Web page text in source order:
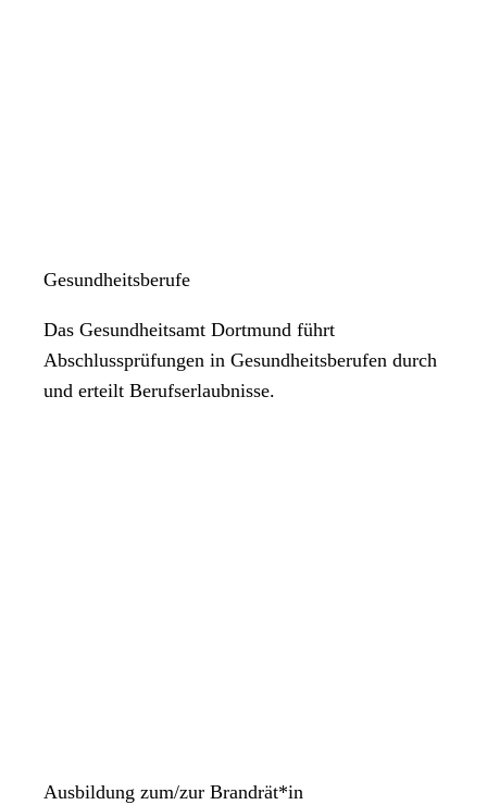
Gesundheitsberufe
Das Gesundheitsamt Dortmund führt
Abschlussprüfungen in Gesundheitsberufen durch
und erteilt Berufserlaubnisse.
Ausbildung zum/zur Brandrät*in